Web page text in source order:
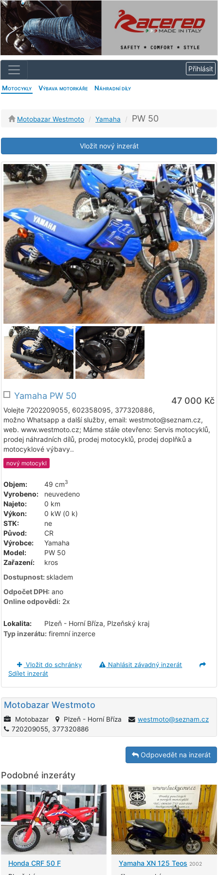
Motocykly Výbava motorkáře Náhradní díly
Motobazar Westmoto Yamaha PW 50
Vložit nový inzerát
47 000 Kč
Yamaha PW 50
Volejte 7202209055, 602358095, 377320886,
možno Whatsapp a další služby, email: westmoto@seznam.cz,
web. www.westmoto.cz; Máme stále otevřeno: Servis motocyklů,
prodej náhradních dílů, prodej motocyklů, prodej doplňků a
motocyklové výbavy..
nový motocykl
Objem: 49 cm3
Vyrobeno:
neuvedeno
Najeto:
0 km
Výkon:
0 kW (0 k)
STK:
ne
Původ:
CR
Výrobce:
Yamaha
Model:
PW 50
Zařazení:
kros
Dostupnost: skladem
Odpočet DPH: ano
Online odpovědi: 2x
Lokalita:
Plzeň - Horní Bříza, Plzeňský kraj
Typ inzerátu: firemní inzerce
Vložit do schránky
Nahlásit závadný inzerát
Sdílet inzerát
Motobazar Westmoto
Motobazar Plzeň - Horní Bříza
westmoto@seznam.cz
720209055, 377320886
Odpovedět na inzerát
Podobné inzeráty
Honda CRF 50 F Yamaha XN 125 Teos 2002